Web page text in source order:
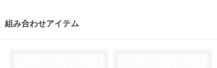
組み合わせアイテム